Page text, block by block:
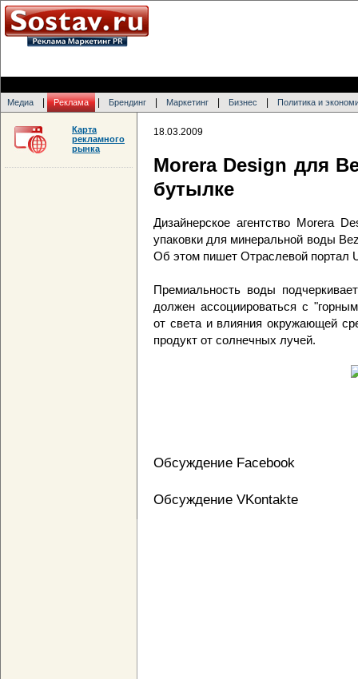
Медиа Реклама Брендинг Маркетинг Бизнес Политика и
18.03.2009
Morera Design для
бутылке
Дизайнерское агентство Morera
упаковки для минеральной воды
Об этом пишет Отраслевой портал
Премиальность воды
должен ассоциироваться с
от света и влияния окружающей
продукт от солнечных лучей.
Обсуждение Facebook
Обсуждение VKontakte
Карта
рекламного
рынка